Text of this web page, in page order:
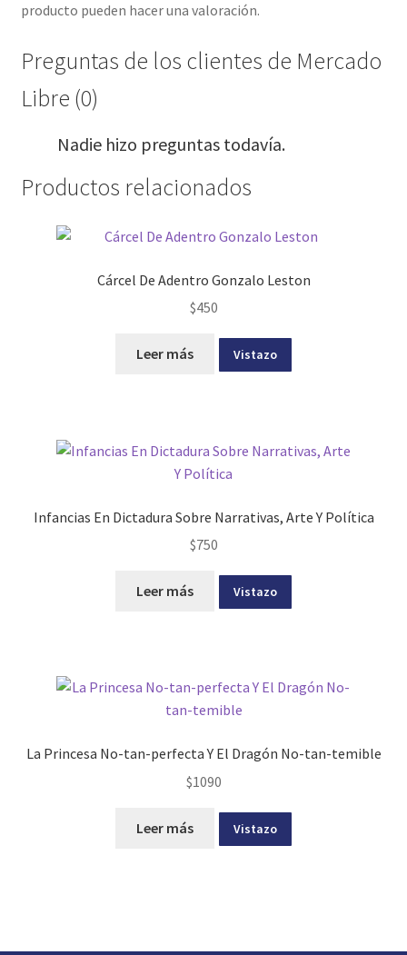
producto pueden hacer una valoración.
Preguntas de los clientes de Mercado
Libre (0)
Nadie hizo preguntas todavía.
Productos relacionados
Cárcel De Adentro Gonzalo Leston
$450
Leer más Vistazo
Infancias En Dictadura Sobre Narrativas, Arte Y Política
$750
Leer más Vistazo
La Princesa No-tan-perfecta Y El Dragón No-tan-temible
$1090
Leer más Vistazo